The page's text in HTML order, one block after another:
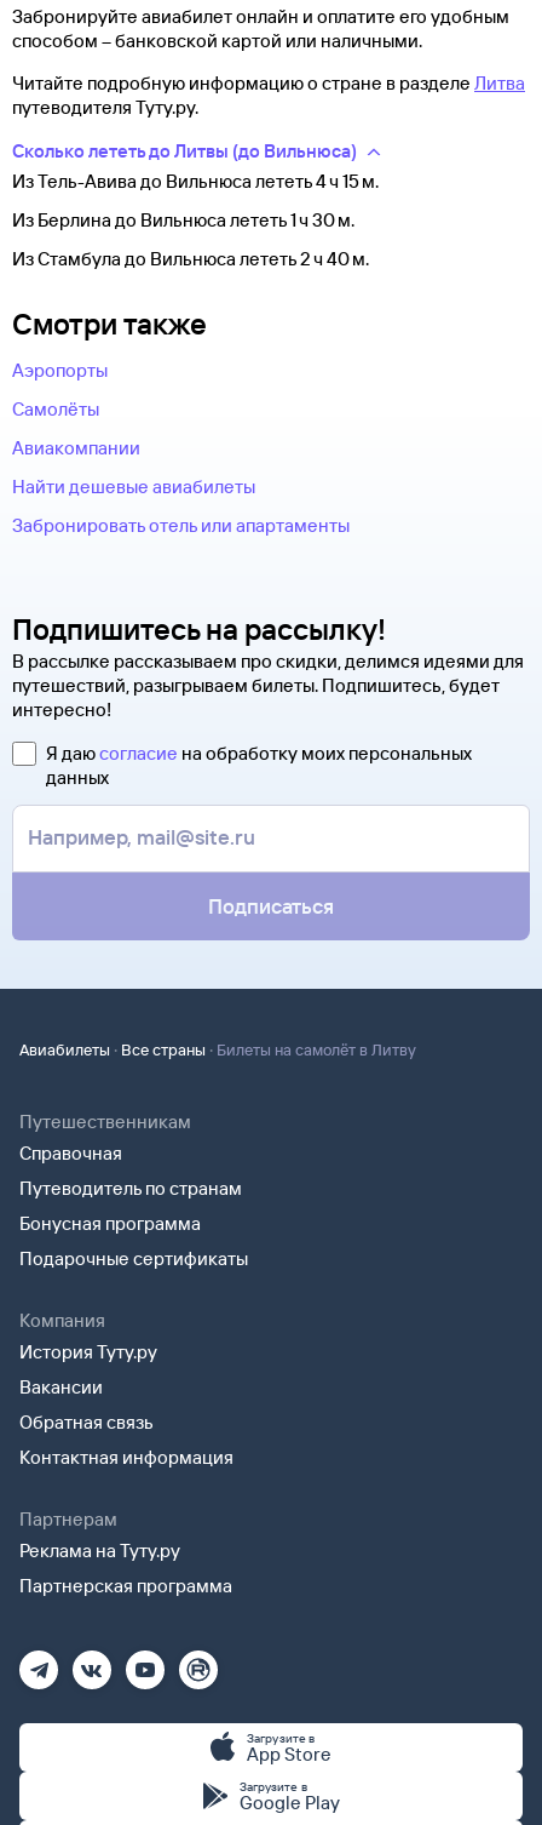
Забронируйте авиабилет онлайн и оплатите его удобным
способом – банковской картой или наличными.
Читайте подробную информацию о стране в разделе Литва
путеводителя Туту.ру.
Сколько лететь до Литвы (до Вильнюса)
Из Тель-Авива до Вильнюса лететь 4 ч 15 м.
Из Берлина до Вильнюса лететь 1 ч 30 м.
Из Стамбула до Вильнюса лететь 2 ч 40 м.
Смотри также
Аэропорты
Самолёты
Авиакомпании
Найти дешевые авиабилеты
Забронировать отель или апартаменты
Подпишитесь на рассылку!
В рассылке рассказываем про скидки, делимся идеями для
путешествий, разыгрываем билеты. Подпишитесь, будет
интересно!
Я даюсогласие на обработку моих персональных
данных
Подписаться
Авиабилеты · Все страны · Билеты на самолёт в Литву
Путешественникам
Справочная
Путеводитель по странам
Бонусная программа
Подарочные сертификаты
Компания
История Туту.ру
Вакансии
Обратная связь
Контактная информация
Партнерам
Реклама на Туту.ру
Партнерская программа
Загрузите в
App Store
Загрузите в
Google Play